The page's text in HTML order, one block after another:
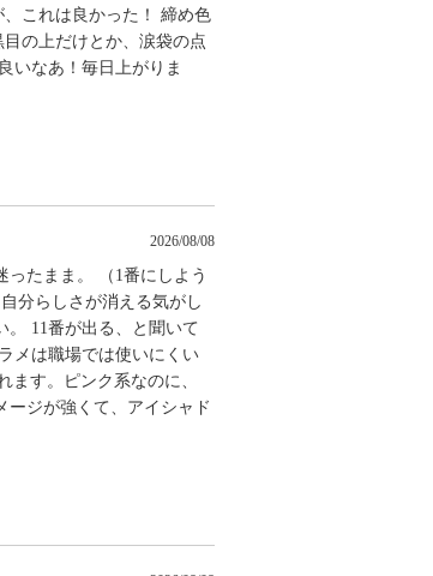
これは良かった！ 締め色
の上だけとか、涙袋の点
いなあ！毎日上がりま
2026/08/08
たまま。 （1番にしよう
分らしさが消える気がし
。 11番が出る、と聞いて
メは職場では使いにくい
ます。ピンク系なのに、
ージが強くて、アイシャド